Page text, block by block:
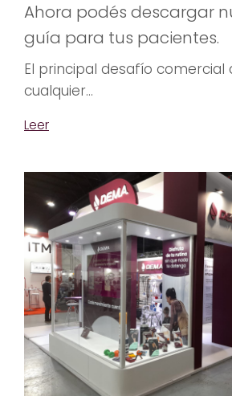
Ahora podés descargar
guía para tus pacientes.
El principal desafío
cualquier...
Leer